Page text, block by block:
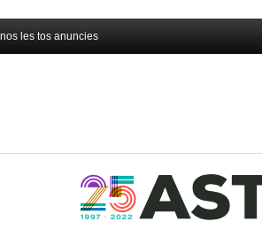
les tos anuncies